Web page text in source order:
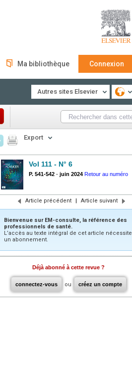
Ma bibliothèque Connexion
Autres sites Elsevier
Export
Vol 111 - N° 6
P. 541-542 - juin 2024 Retour au numéro
Article précédent | Article suivant
Bienvenue sur EM-consulte, la référence des
professionnels de santé.
L’accès au texte intégral de cet article nécessite
un abonnement.
Déjà abonné à cette revue ?
connectez-vous ou créez un compte